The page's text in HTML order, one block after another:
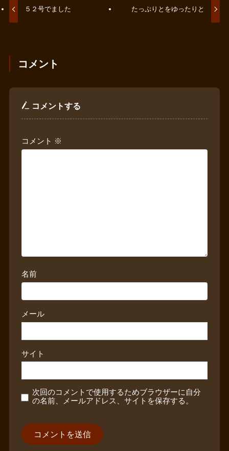
５２号でました たっぷりとをゆったりと
コメント
コメントする
コメント ※
名前
メール
サイト
次回のコメントで使用するためブラウザーに自分
の名前、メールアドレス、サイトを保存する。